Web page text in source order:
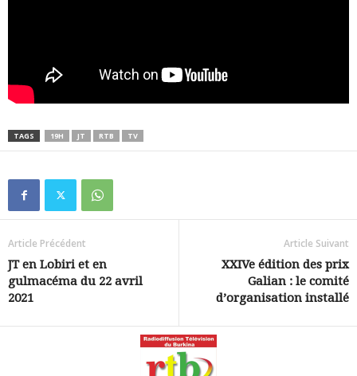
TAGS 19H JT RTB TV
Article Précédent
JT en Lobiri et en
gulmacéma du 22 avril
2021
Article Suivant
XXIVe édition des prix
Galian : le comité
d’organisation installé